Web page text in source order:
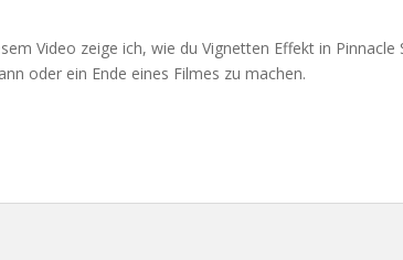
Video zeige ich, wie du Vignetten Effekt in
oder ein Ende eines Filmes zu machen.